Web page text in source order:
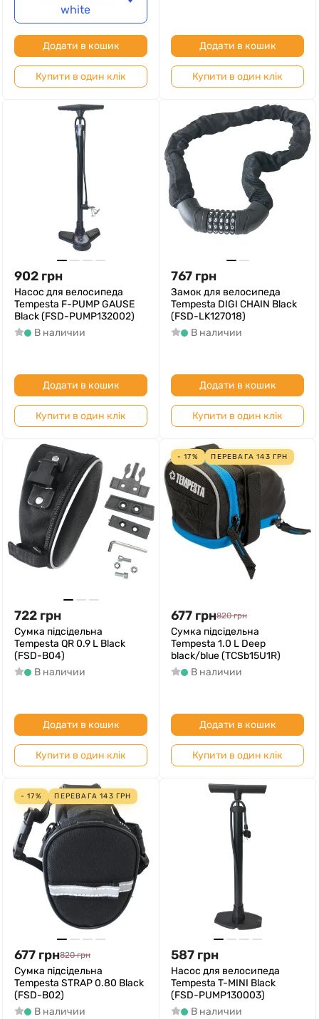
white
Додати в кошик
Купити в один клік
Додати в кошик
Купити в один клік
902 грн
Насос для велосипеда
Tempesta F-PUMP GAUSE
Black (FSD-PUMP132002)
В наличии
Додати в кошик
Купити в один клік
767 грн
Замок для велосипеда
Tempesta DIGI CHAIN Black
(FSD-LK127018)
В наличии
Додати в кошик
Купити в один клік
722 грн
Сумка підсідельна
Tempesta QR 0.9 L Black
(FSD-B04)
В наличии
Додати в кошик
Купити в один клік
- 17% ПЕРЕВАГА143 ГРН
677 грн820 грн
Сумка підсідельна
Tempesta 1.0 L Deep
black/blue (TCSb15U1R)
В наличии
Додати в кошик
Купити в один клік
- 17% ПЕРЕВАГА143 ГРН
677 грн820 грн
Сумка підсідельна
Tempesta STRAP 0.80 Black
(FSD-B02)
В наличии
587 грн
Насос для велосипеда
Tempesta T-MINI Black
(FSD-PUMP130003)
В наличии